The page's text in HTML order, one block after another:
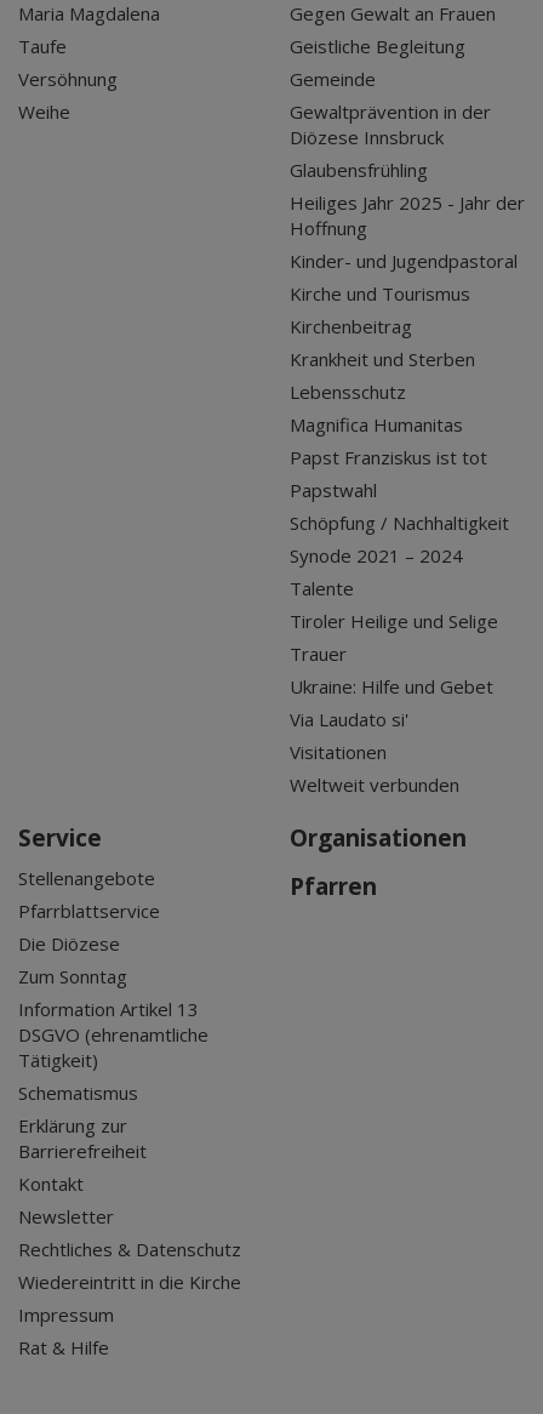
Maria Magdalena
Taufe
Versöhnung
Weihe
Gegen Gewalt an Frauen
Geistliche Begleitung
Gemeinde
Gewaltprävention in der
Diözese Innsbruck
Glaubensfrühling
Heiliges Jahr 2025 - Jahr der
Hoffnung
Kinder- und Jugendpastoral
Kirche und Tourismus
Kirchenbeitrag
Krankheit und Sterben
Lebensschutz
Magnifica Humanitas
Papst Franziskus ist tot
Papstwahl
Schöpfung / Nachhaltigkeit
Synode 2021 – 2024
Talente
Tiroler Heilige und Selige
Trauer
Ukraine: Hilfe und Gebet
Via Laudato si'
Visitationen
Weltweit verbunden
Service
Stellenangebote
Pfarrblattservice
Die Diözese
Zum Sonntag
Information Artikel 13
DSGVO (ehrenamtliche
Tätigkeit)
Schematismus
Erklärung zur
Barrierefreiheit
Kontakt
Newsletter
Rechtliches & Datenschutz
Wiedereintritt in die Kirche
Impressum
Rat & Hilfe
Organisationen
Pfarren